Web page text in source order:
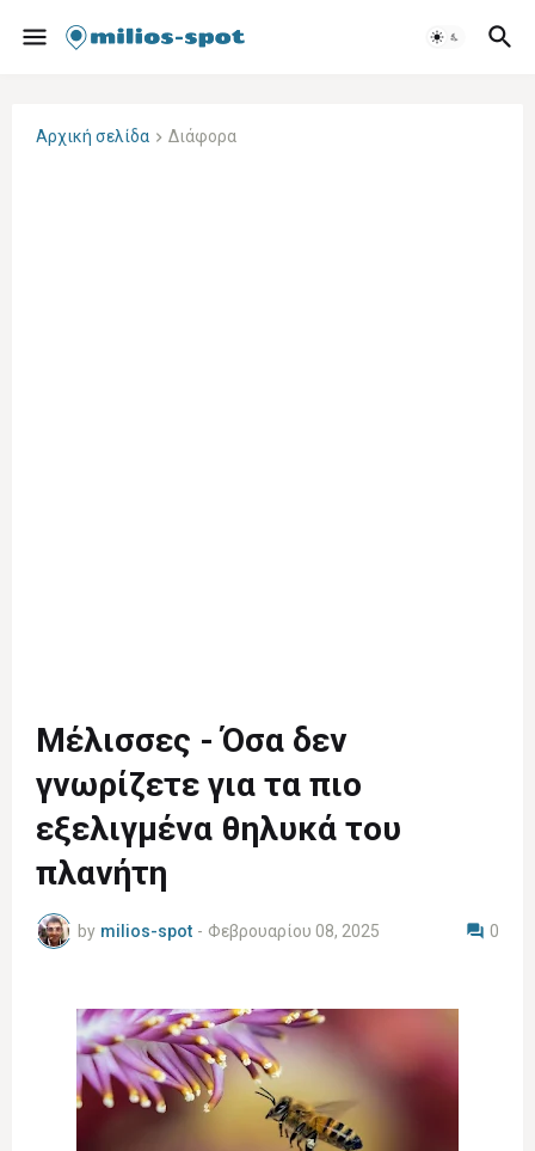
Αρχική σελίδα Διάφορα
Μέλισσες - Όσα δεν
γνωρίζετε για τα πιο
εξελιγμένα θηλυκά του
πλανήτη
by milios-spot - Φεβρουαρίου 08, 2025 0